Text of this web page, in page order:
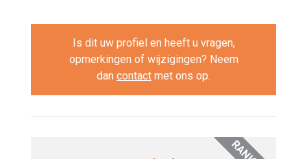
Is dit uw profiel en heeft u vragen,
opmerkingen of wijzigingen? Neem
dan contact met ons op.